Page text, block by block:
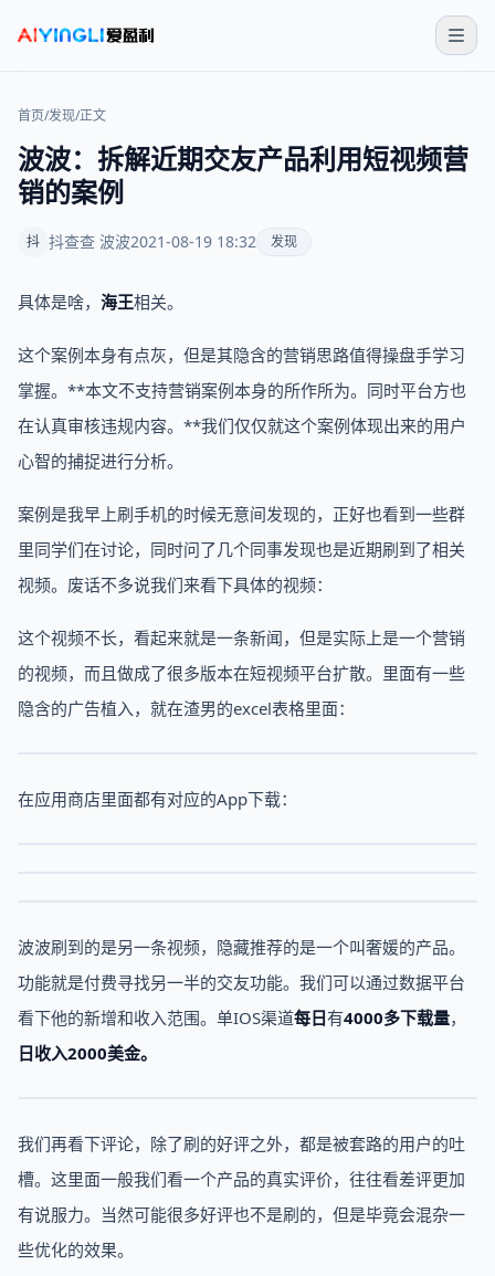
首页/发现/正文
波波：拆解近期交友产品利用短视频营
销的案例
抖 抖查查 波波2021-08-19 18:32 发现
具体是啥， 海王相关。
这个案例本身有点灰，但是其隐含的营销思路值得操盘手学习
掌握。**本文不支持营销案例本身的所作所为。同时平台方也
在认真审核违规内容。**我们仅仅就这个案例体现出来的用户
心智的捕捉进行分析。
案例是我早上刷手机的时候无意间发现的，正好也看到一些群
里同学们在讨论，同时问了几个同事发现也是近期刷到了相关
视频。废话不多说我们来看下具体的视频：
这个视频不长，看起来就是一条新闻，但是实际上是一个营销
的视频，而且做成了很多版本在短视频平台扩散。里面有一些
隐含的广告植入，就在渣男的excel表格里面：
在应用商店里面都有对应的App下载：
波波刷到的是另一条视频，隐藏推荐的是一个叫奢媛的产品。
功能就是付费寻找另一半的交友功能。我们可以通过数据平台
看下他的新增和收入范围。单IOS渠道每日有4000多下载量，
日收入2000美金。
我们再看下评论，除了刷的好评之外，都是被套路的用户的吐
槽。这里面一般我们看一个产品的真实评价，往往看差评更加
有说服力。当然可能很多好评也不是刷的，但是毕竟会混杂一
些优化的效果。